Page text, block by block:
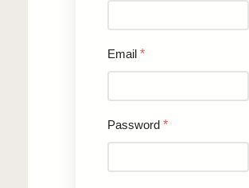
Email *
Password *